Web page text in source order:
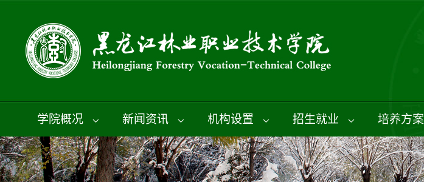
学院概况 新闻资讯 机构设置 招生就业 培养方案